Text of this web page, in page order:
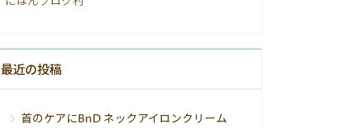
最近の投稿
首のケアにBnD ネックアイロンクリーム